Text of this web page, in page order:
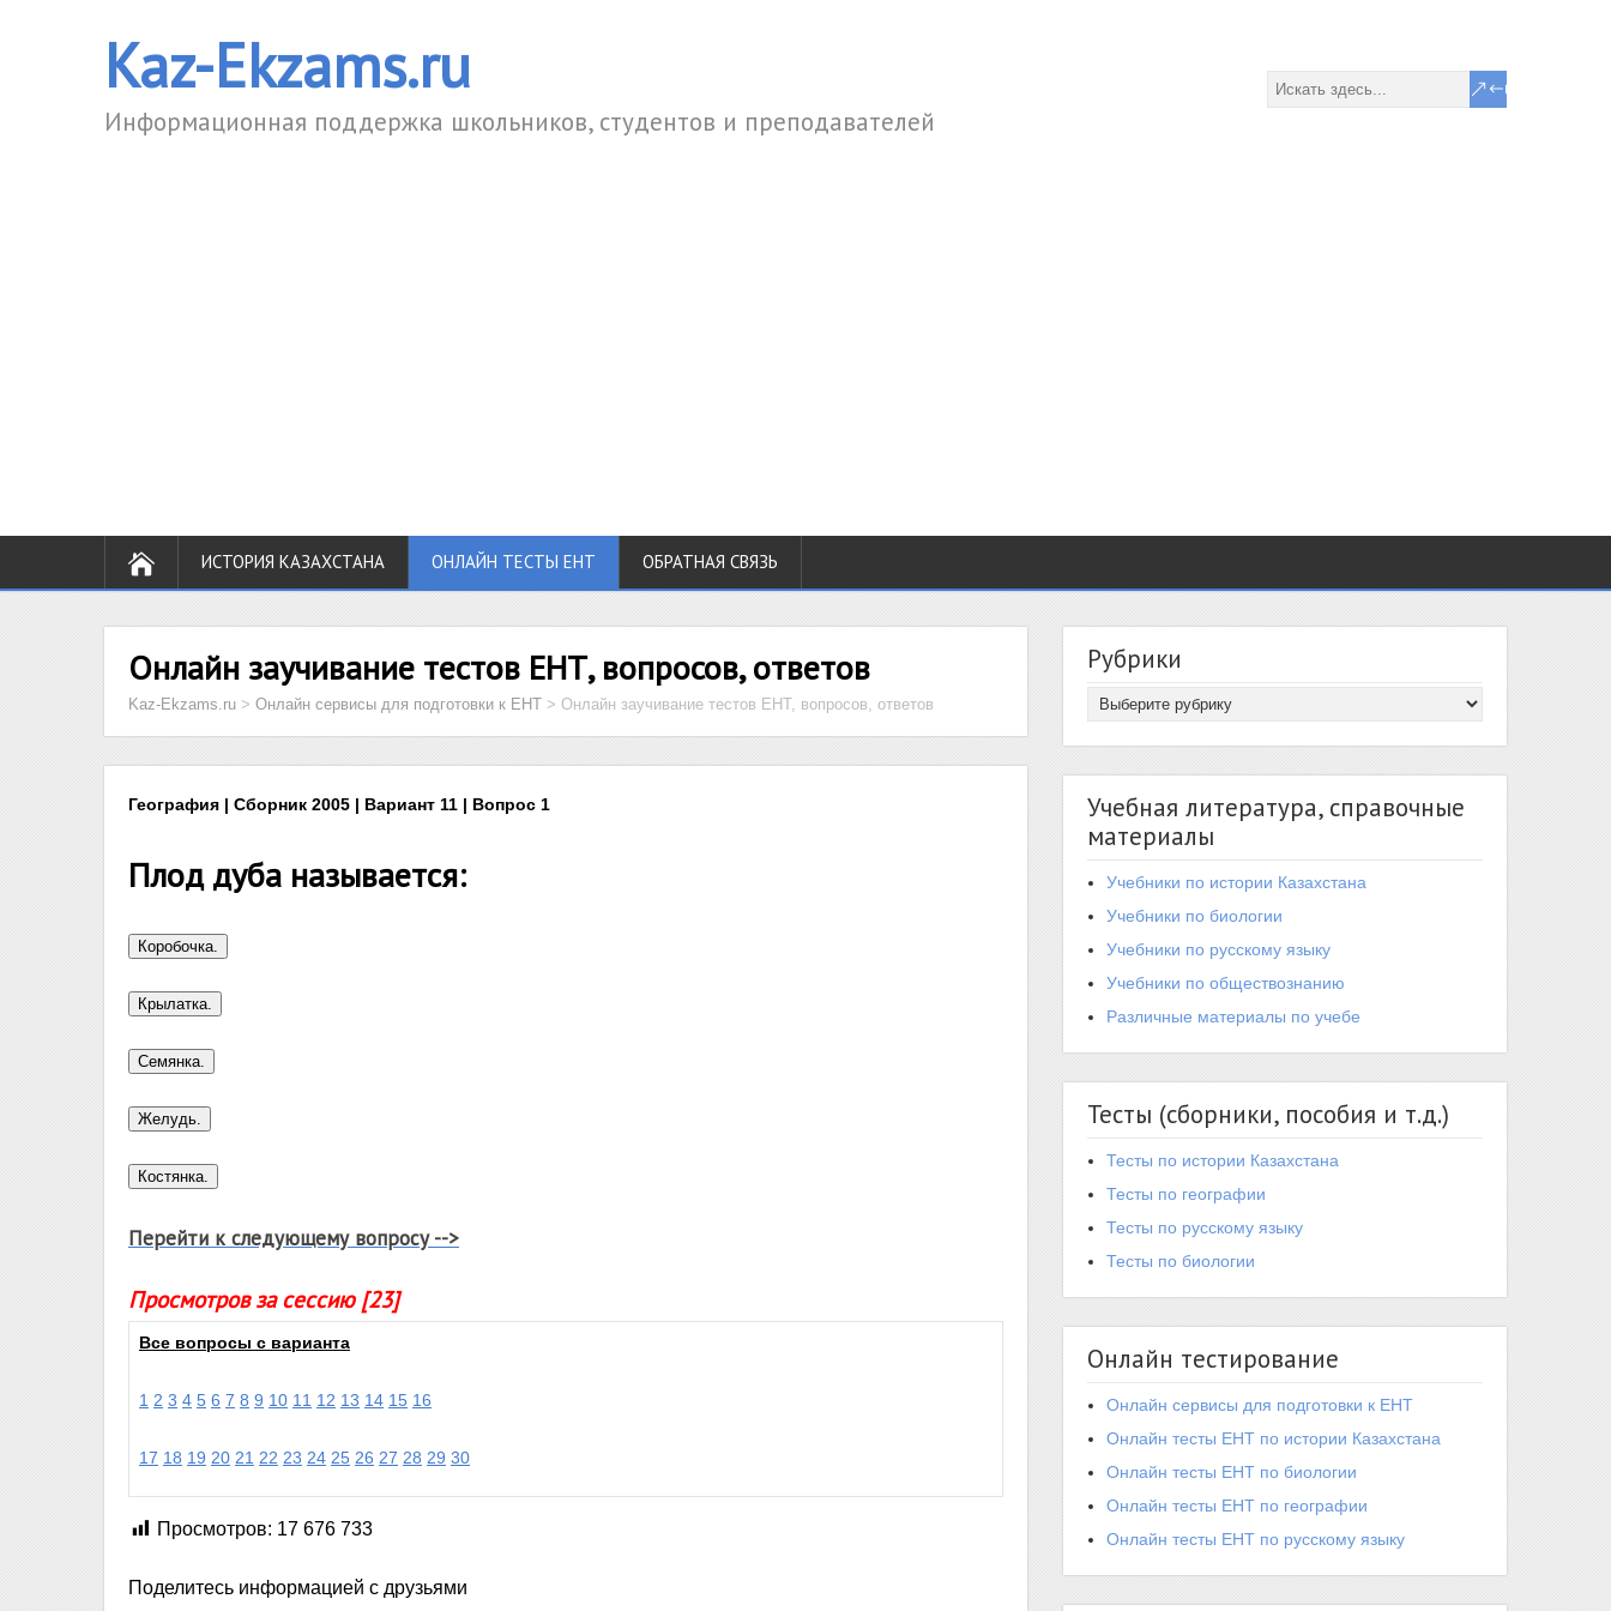
Kaz-Ekzams.ru
Информационная поддержка школьников, студентов и преподавателей
ИСТОРИЯ КАЗАХСТАНА ОНЛАЙН ТЕСТЫ ЕНТ ОБРАТНАЯ СВЯЗЬ
Онлайн заучивание тестов ЕНТ, вопросов, ответов
Kaz-Ekzams.ru > Онлайн сервисы для подготовки к ЕНТ > Онлайн заучивание тестов ЕНТ, вопросов, ответов
География | Сборник 2005 | Вариант 11 | Вопрос 1
Плод дуба называется:
Перейти к следующему вопросу -->
Просмотров за сессию [23]
Все вопросы с варианта
1 2 3 4 5 6 7 8 9 10 11 12 13 14 15 16
17 18 19 20 21 22 23 24 25 26 27 28 29 30
Просмотров: 17 676 733
Поделитесь информацией с друзьями
Рубрики
Учебная литература, справочные
материалы
Учебники по истории Казахстана
Учебники по биологии
Учебники по русскому языку
Учебники по обществознанию
Различные материалы по учебе
Тесты (сборники, пособия и т.д.)
Тесты по истории Казахстана
Тесты по географии
Тесты по русскому языку
Тесты по биологии
Онлайн тестирование
Онлайн сервисы для подготовки к ЕНТ
Онлайн тесты ЕНТ по истории Казахстана
Онлайн тесты ЕНТ по биологии
Онлайн тесты ЕНТ по географии
Онлайн тесты ЕНТ по русскому языку